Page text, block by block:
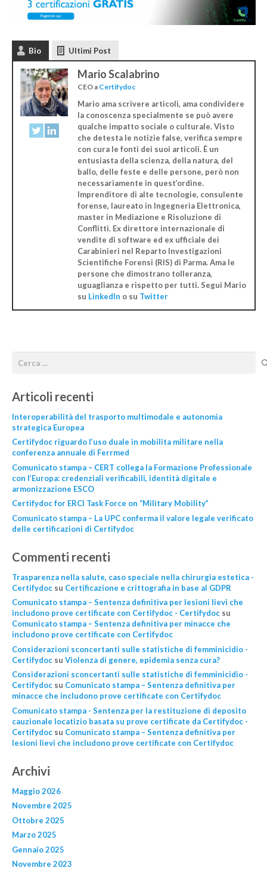
Bio Ultimi Post
Mario Scalabrino
CEOa Certifydoc
Mario ama scrivere articoli, ama condividere
la conoscenza specialmente se può avere
qualche impatto sociale o culturale. Visto
che detesta le notizie false, verifica sempre
con cura le fonti dei suoi articoli. È un
entusiasta della scienza, della natura, del
ballo, delle feste e delle persone, però non
necessariamente in quest’ordine.
Imprenditore di alte tecnologie, consulente
forense, laureato in Ingegneria Elettronica,
master in Mediazione e Risoluzione di
Conflitti. Ex direttore internazionale di
vendite di software ed ex ufficiale dei
Carabinieri nel Reparto Investigazioni
Scientifiche Forensi (RIS) di Parma. Ama le
persone che dimostrano tolleranza,
uguaglianza e rispetto per tutti. Segui Mario
su LinkedIn o su Twitter
Articoli recenti
Interoperabilità del trasporto multimodale e autonomia
strategica Europea
Certifydoc riguardo l’uso duale in mobilita militare nella
conferenza annuale di Ferrmed
Comunicato stampa – CERT collega la Formazione Professionale
con l’Europa: credenziali verificabili, identità digitale e
armonizzazione ESCO
Certifydoc for ERCI Task Force on “Military Mobility”
Comunicato stampa – La UPC conferma il valore legale verificato
delle certificazioni di Certifydoc
Commenti recenti
Trasparenza nella salute, caso speciale nella chirurgia estetica -
Certifydocsu Certificazione e crittografia in base al GDPR
Comunicato stampa – Sentenza definitiva per lesioni lievi che
includono prove certificate con Certifydoc - Certifydocsu
Comunicato stampa – Sentenza definitiva per minacce che
includono prove certificate con Certifydoc
Considerazioni sconcertanti sulle statistiche di femminicidio -
Certifydocsu Violenza di genere, epidemìa senza cura?
Considerazioni sconcertanti sulle statistiche di femminicidio -
Certifydocsu Comunicato stampa – Sentenza definitiva per
minacce che includono prove certificate con Certifydoc
Comunicato stampa - Sentenza per la restituzione di deposito
cauzionale locatizio basata su prove certificate da Certifydoc -
Certifydocsu Comunicato stampa – Sentenza definitiva per
lesioni lievi che includono prove certificate con Certifydoc
Archivi
Maggio 2026
Novembre 2025
Ottobre 2025
Marzo 2025
Gennaio 2025
Novembre 2023